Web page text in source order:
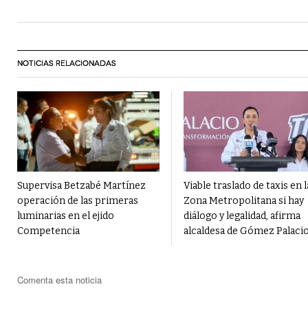
NOTICIAS RELACIONADAS
Supervisa Betzabé Martínez
operación de las primeras
luminarias en el ejido
Competencia
Viable traslado de taxis en
Zona Metropolitana si hay
diálogo y legalidad, afirma
alcaldesa de Gómez
Comenta esta noticia